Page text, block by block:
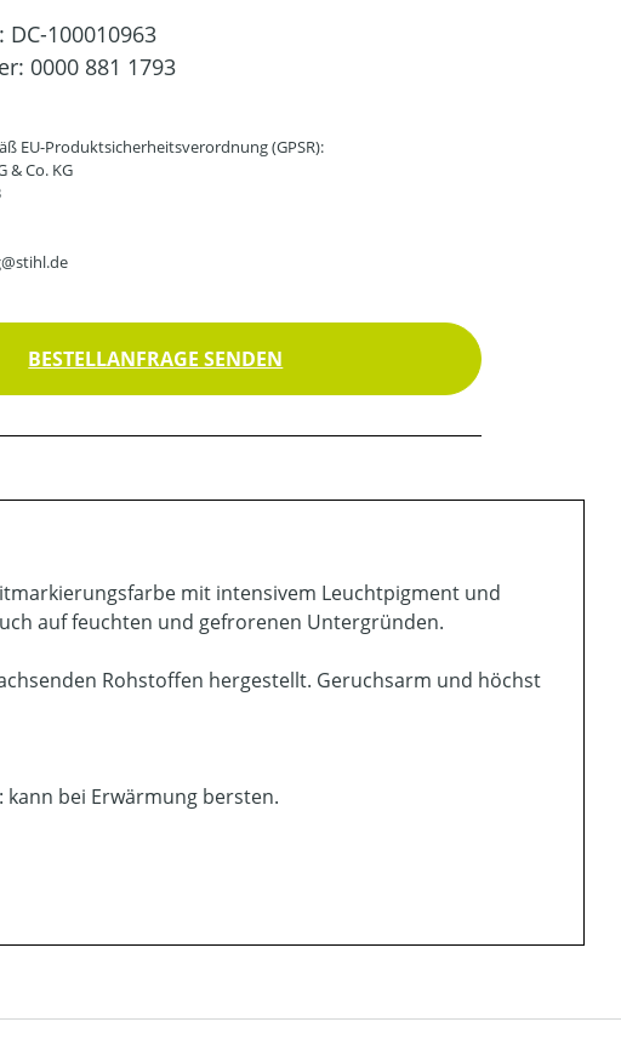
DC-100010963
0000 881 1793
EU-Produktsicherheitsverordnung (GPSR):
& Co. KG
BESTELLANFRAGE SENDEN
mit intensivem Leuchtpigment und
auf feuchten und gefrorenen Untergründen.
Rohstoffen hergestellt. Geruchsarm und höchst
bei Erwärmung bersten.